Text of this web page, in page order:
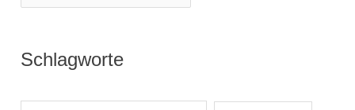
n
o
a
Schlagworte